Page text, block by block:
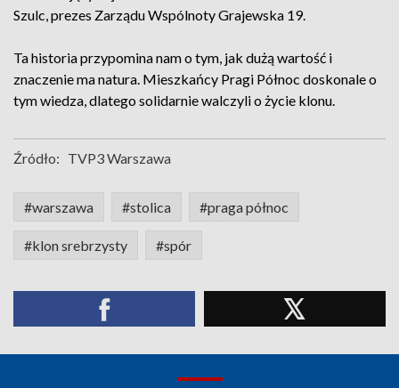
Szulc, prezes Zarządu Wspólnoty Grajewska 19.
Ta historia przypomina nam o tym, jak dużą wartość i
znaczenie ma natura. Mieszkańcy Pragi Północ doskonale o
tym wiedza, dlatego solidarnie walczyli o życie klonu.
Źródło: TVP3 Warszawa
#warszawa #stolica #praga północ
#klon srebrzysty #spór